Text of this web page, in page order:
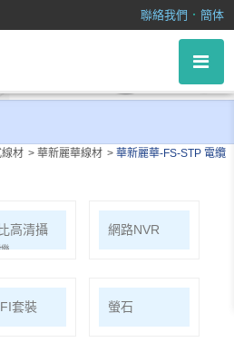
聯絡我們 ． 簡体
材 華新麗華線材 華新麗華-FS-STP 電纜
高清攝
網路NVR
套裝 螢石